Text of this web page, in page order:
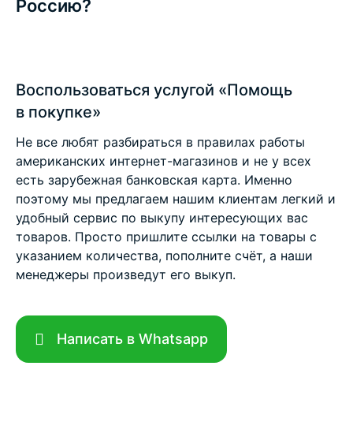
Россию?
Воспользоваться услугой «Помощь
в покупке»
Не все любят разбираться в правилах работы
американских интернет-магазинов и не у всех
есть зарубежная банковская карта. Именно
поэтому мы предлагаем нашим клиентам легкий и
удобный сервис по выкупу интересующих вас
товаров. Просто пришлите ссылки на товары с
указанием количества, пополните счёт, а наши
менеджеры произведут его выкуп.
Написать в Whatsapp